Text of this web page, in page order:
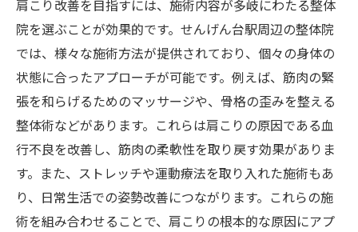
肩こり改善を目指すには、施術内容が多岐にわたる整体
院を選ぶことが効果的です。せんげん台駅周辺の整体院
では、様々な施術方法が提供されており、個々の身体の
状態に合ったアプローチが可能です。例えば、筋肉の緊
張を和らげるためのマッサージや、骨格の歪みを整える
整体術などがあります。これらは肩こりの原因である血
行不良を改善し、筋肉の柔軟性を取り戻す効果がありま
す。また、ストレッチや運動療法を取り入れた施術もあ
り、日常生活での姿勢改善につながります。これらの施
術を組み合わせることで、肩こりの根本的な原因にアプ